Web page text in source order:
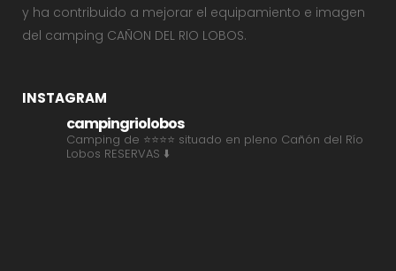
y ha contribuido a mejorar el equipamiento e imagen
del camping CAÑON DEL RIO LOBOS.
INSTAGRAM
campingriolobos
Camping de ⭐⭐⭐⭐ situado en pleno Cañón del Río
Lobos RESERVAS ⬇️